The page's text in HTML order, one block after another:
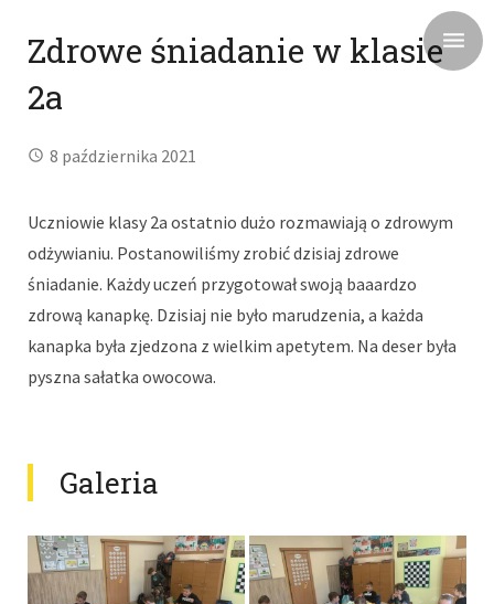
Zdrowe śniadanie w klasie
2a
8 października 2021
Uczniowie klasy 2a ostatnio dużo rozmawiają o zdrowym
odżywianiu. Postanowiliśmy zrobić dzisiaj zdrowe
śniadanie. Każdy uczeń przygotował swoją baaardzo
zdrową kanapkę. Dzisiaj nie było marudzenia, a każda
kanapka była zjedzona z wielkim apetytem. Na deser była
pyszna sałatka owocowa.
Galeria